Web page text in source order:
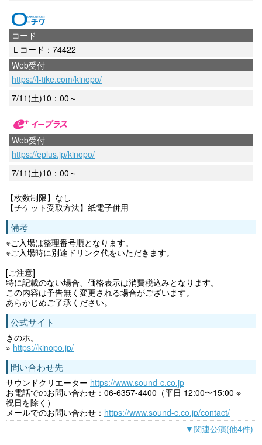
コード
Ｌコード：74422
Web受付
https://l-tike.com/kinopo/
7/11(土)10：00～
Web受付
https://eplus.jp/kinopo/
7/11(土)10：00～
【枚数制限】なし
【チケット受取方法】紙電子併用
備考
※ご入場は整理番号順となります。
※ご入場時に別途ドリンク代をいただきます。
[ご注意]
特に記載のない場合、価格表示は消費税込みとなります。
この内容は予告無く変更される場合がございます。
あらかじめご了承ください。
公式サイト
きのホ。
» https://kinopo.jp/
問い合わせ先
サウンドクリエーター https://www.sound-c.co.jp
お電話でのお問い合わせ：06-6357-4400（平日 12:00〜15:00 ※
祝日を除く）
メールでのお問い合わせ： https://www.sound-c.co.jp/contact/
▼関連公演(他4件)